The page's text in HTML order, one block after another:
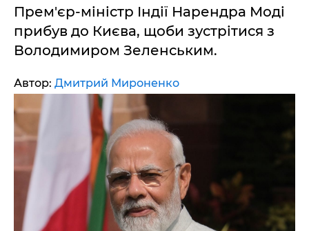
Прем'єр-міністр Індії Нарендра Моді
прибув до Києва, щоби зустрітися з
Володимиром Зеленським.
Автор: Дмитрий Мироненко